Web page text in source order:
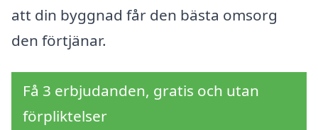
att din byggnad får den bästa omsorg
den förtjänar.
Få 3 erbjudanden, gratis och utan
förpliktelser